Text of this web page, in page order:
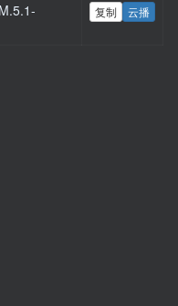
复制 云播